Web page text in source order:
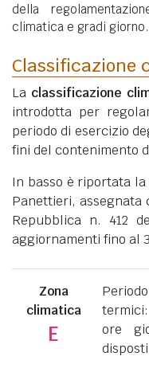
della
climatica e gradi giorno.
Classificazione
La classificazione
introdotta per
periodo di esercizio
fini del contenimento
In basso è riportata la
Panettieri, assegnata
Repubblica n. 412
aggiornamenti fino al
Zona
climatica
E
ore